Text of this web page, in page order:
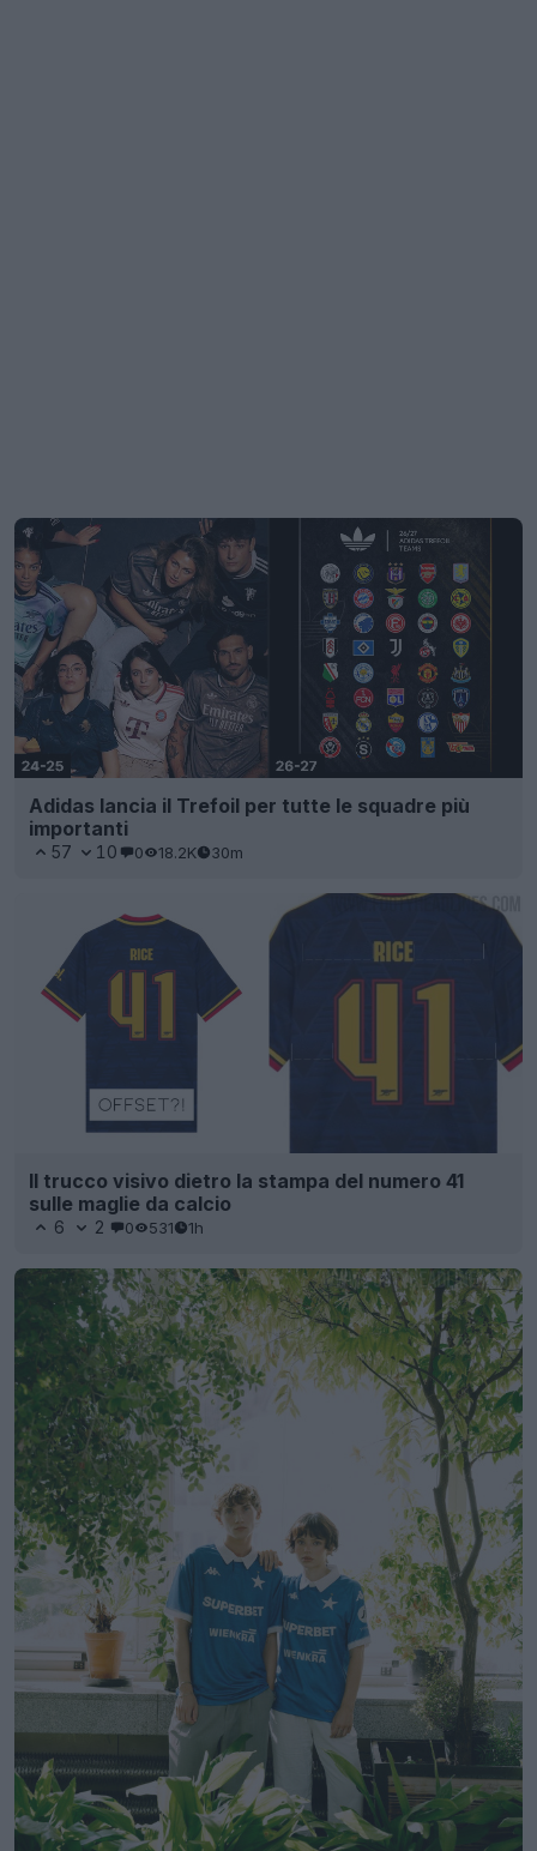
Adidas lancia il Trefoil per tutte le squadre più
importanti
57 10 0 18.2K 30m
Il trucco visivo dietro la stampa del numero 41
sulle maglie da calcio
6 2 0 531 1h